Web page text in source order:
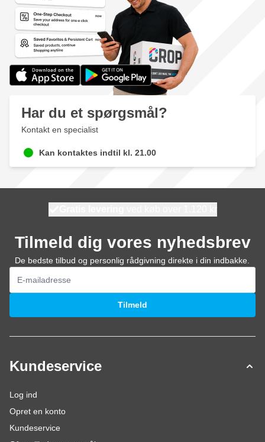
Har du et spørgsmål?
Kontakt en specialist
Kan kontaktes indtil kl. 21.00
Tilmeld dig vores nyhedsbrev
De bedste tilbud og personlig rådgivning direkte i din indbakke.
E-mail adresse
Tilmeld
Kundeservice
Log ind
Opret en konto
Kundeservice